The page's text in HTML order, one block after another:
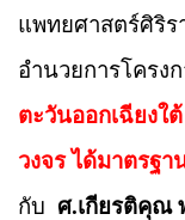
แพทยศาสตร์ศิริร
อำนวยการโครง
ตะวันออกเฉียง
วงจร ได้มาตรฐ
กับ ศ.เกียรติคุณ